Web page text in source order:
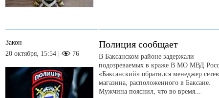
Закон
20 октября, 15:54 |
76
Полиция сообщает
В Баксанском районе задержали
подозреваемых в краже В МО МВД
«Баксанский» обратился менеджер
магазина, расположенного в Баксане.
Мужчина пояснил, что во время...